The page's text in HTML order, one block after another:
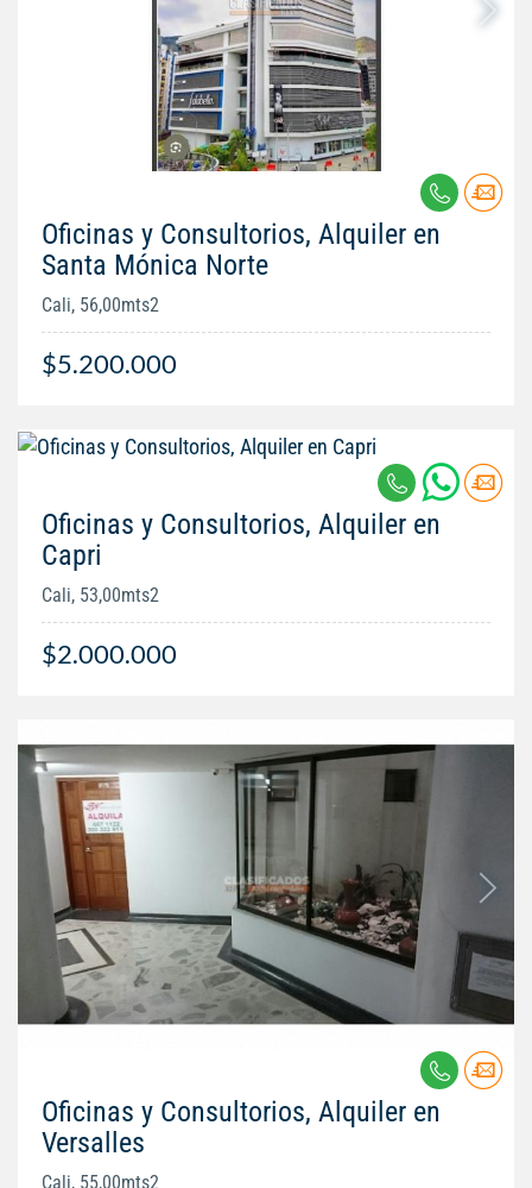
Oficinas y Consultorios, Alquiler en
Santa Mónica Norte
Cali, 56,00mts2
$5.200.000
Oficinas y Consultorios, Alquiler en
Capri
Cali, 53,00mts2
$2.000.000
Oficinas y Consultorios, Alquiler en
Versalles
Cali, 55,00mts2